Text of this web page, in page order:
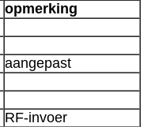
opmerking
aangepast
RF-invoer